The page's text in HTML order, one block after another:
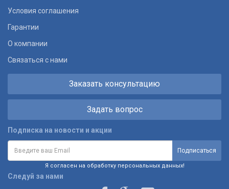
Условия соглашения
Гарантии
О компании
Связаться с нами
Заказать консультацию
Задать вопрос
Подписка на новости и акции
Я согласен на обработку персональных данных!
Следуй за нами